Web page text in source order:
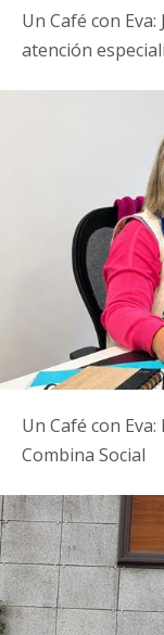
Un Café con
atención
Un Café con
Combina Social